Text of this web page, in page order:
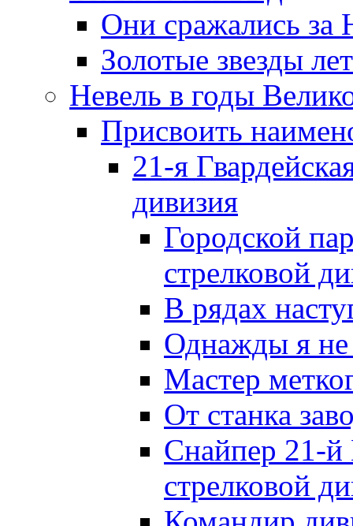
Они сражались за
Золотые звезды
Невель в годы
Присвоить
21-я
дивизия
Городской
стрелковой
В рядах
Однажды я
Мастер
От станка
Снайпер 21-й
стрелковой